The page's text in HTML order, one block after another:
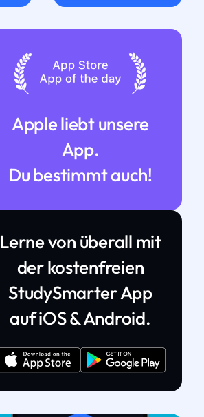
Apple liebt unsere
App.
Du bestimmt auch!
Lerne von überall mit
der kostenfreien
StudySmarter App
auf iOS & Android.